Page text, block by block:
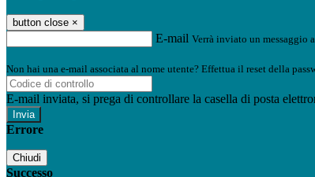
button close ×
E-mail Verrà inviato un messaggio
Non hai una e-mail associata al nome utente? Effettua il reset della
E-mail inviata, si prega di controllare la casella di posta
Errore
Chiudi
Successo